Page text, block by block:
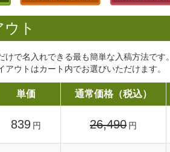
ト
けで名入れできる最も簡単な入稿方法です。
アウトはカート内でお選びいただけます。
単価 通常価格（税込）
839 円 26,490 円